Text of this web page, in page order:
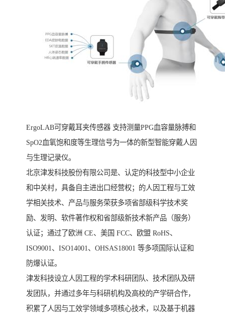
ErgoLAB可穿戴耳夹传感器 支持测量PPG血容量脉搏和
SpO2血氧饱和度等生理信号为一体的新型智能穿戴人因
与生理记录仪。
北京津发科技股份有限公司是、认定的科技型中小企业
和中关村，具备自主进出口经营权；的人因工程与工效
学相关技术、产品与服务荣获多项省部级科学技术奖
励、发明、软件著作权和省部级新技术新产品（服务）
认证；通过了欧洲 CE、美国 FCC、欧盟 RoHS、
ISO9001、ISO14001、OHSAS18001 等多项国际认证和
防爆认证。
津发科技设立人因工程的学术科研团队、技术团队及研
发团队，并通过多年与科研机构及高校的产学研合作，
积累了人因与工效学领域多项核心技术，以及基于机器